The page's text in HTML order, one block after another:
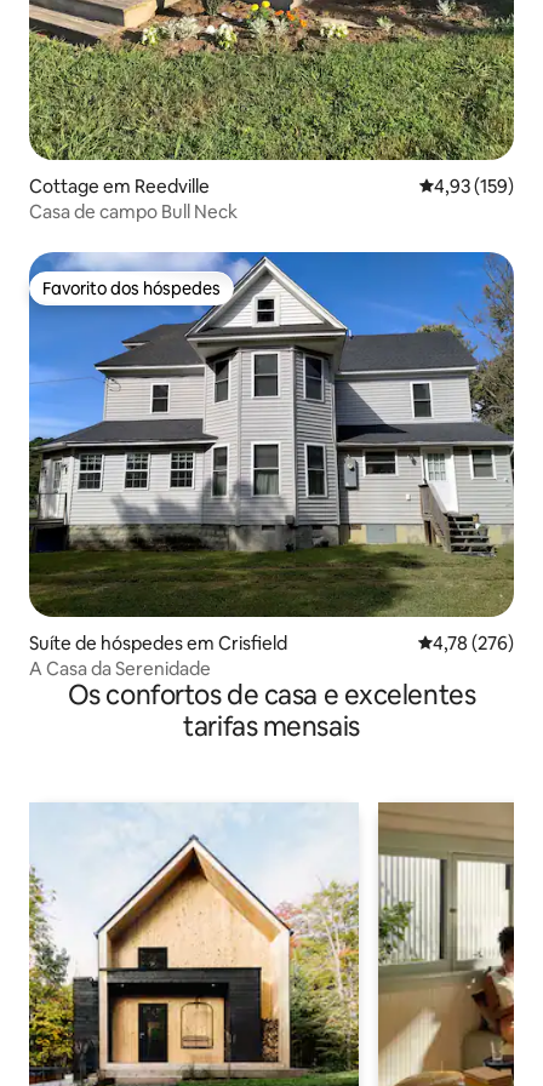
Cottage em Reedville Classificação
4,93 (159)
Casa de campo Bull Neck
Favorito dos hóspedes
Favorito dos hóspedes
Suíte de hóspedes em Crisfield Classificação
4,78 (276)
A Casa da Serenidade
Os confortos de casa e excelentes
tarifas mensais